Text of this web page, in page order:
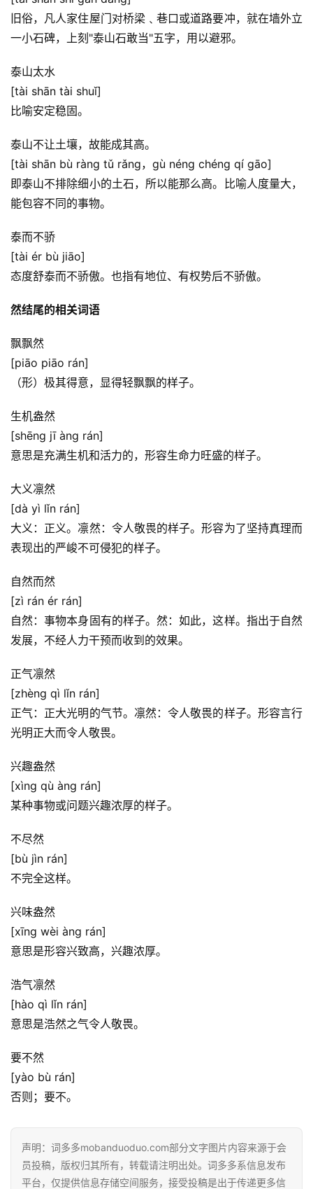
首
页
好
词
好
经
典
词
古
诗
词
贺
词
登录 注册
旧俗，凡人家住屋门对桥梁﹑巷口或道路要冲，就在墙外立
一小石碑，上刻"泰山石敢当"五字，用以避邪。
泰山太水
[tài shān tài shuǐ]
比喻安定稳固。
泰山不让土壤，故能成其高。
[tài shān bù ràng tǔ rǎng，gù néng chéng qí gāo]
即泰山不排除细小的土石，所以能那么高。比喻人度量大，
能包容不同的事物。
泰而不骄
[tài ér bù jiāo]
态度舒泰而不骄傲。也指有地位、有权势后不骄傲。
然结尾的相关词语
飘飘然
[piāo piāo rán]
（形）极其得意，显得轻飘飘的样子。
生机盎然
[shēng jī àng rán]
意思是充满生机和活力的，形容生命力旺盛的样子。
大义凛然
[dà yì lǐn rán]
大义：正义。凛然：令人敬畏的样子。形容为了坚持真理而
表现出的严峻不可侵犯的样子。
自然而然
[zì rán ér rán]
自然：事物本身固有的样子。然：如此，这样。指出于自然
发展，不经人力干预而收到的效果。
正气凛然
[zhèng qì lǐn rán]
正气：正大光明的气节。凛然：令人敬畏的样子。形容言行
光明正大而令人敬畏。
兴趣盎然
[xìng qù àng rán]
某种事物或问题兴趣浓厚的样子。
不尽然
[bù jìn rán]
不完全这样。
兴味盎然
[xīng wèi àng rán]
意思是形容兴致高，兴趣浓厚。
浩气凛然
[hào qì lǐn rán]
意思是浩然之气令人敬畏。
要不然
[yào bù rán]
否则；要不。
声明：词多多mobanduoduo.com部分文字图片内容来源于会
员投稿，版权归其所有，转载请注明出处。词多多系信息发布
平台，仅提供信息存储空间服务，接受投稿是出于传递更多信